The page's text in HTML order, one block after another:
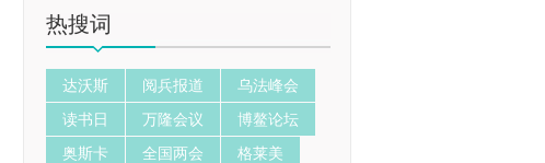
热搜词
达沃斯 阅兵报道
乌法峰会
读书日
万隆会议
博鳌论坛
奥斯卡
全国两会
格莱美